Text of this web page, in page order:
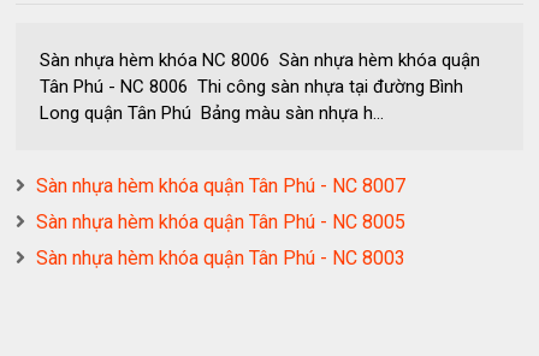
Sàn nhựa hèm khóa NC 8006 Sàn nhựa hèm khóa quận
Tân Phú - NC 8006 Thi công sàn nhựa tại đường Bình
Long quận Tân Phú Bảng màu sàn nhựa h...
Sàn nhựa hèm khóa quận Tân Phú - NC 8007
Sàn nhựa hèm khóa quận Tân Phú - NC 8005
Sàn nhựa hèm khóa quận Tân Phú - NC 8003